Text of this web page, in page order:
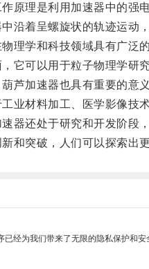
理是利用加速器中的强电
着呈螺旋状的轨迹运动，
学和科技领域具有广泛的
可以用于粒子物理学研究
加速器也具有重要的意义
材料加工、医学影像技术
还处于研究和开发阶段，
突破，人们可以探索出更
经为我们带来了无限的隐私保护和安